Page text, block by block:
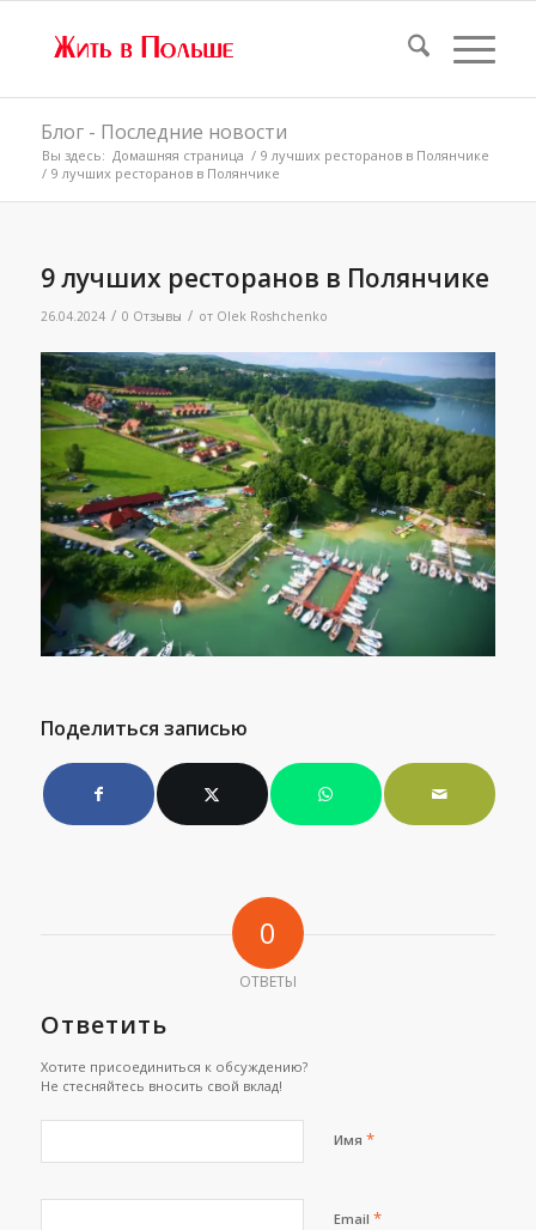
Блог - Последние новости
Вы здесь: Домашняя страница / 9 лучших ресторанов в Полянчике
/ 9 лучших ресторанов в Полянчике
9 лучших ресторанов в Полянчике
26.04.2024 / 0 Отзывы / от Olek Roshchenko
Поделиться записью
0
ОТВЕТЫ
Ответить
Хотите присоединиться к обсуждению?
Не стесняйтесь вносить свой вклад!
Имя *
Email *